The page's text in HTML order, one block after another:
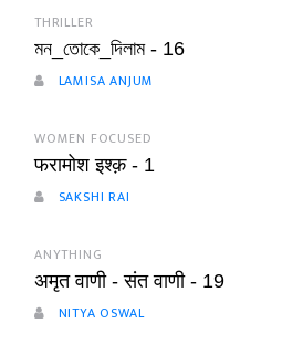
THRILLER
মন_তোকে_দিলাম - 16
LAMISA ANJUM
WOMEN FOCUSED
फरामोश इश्क़ - 1
SAKSHI RAI
ANYTHING
अमृत वाणी - संत वाणी - 19
NITYA OSWAL